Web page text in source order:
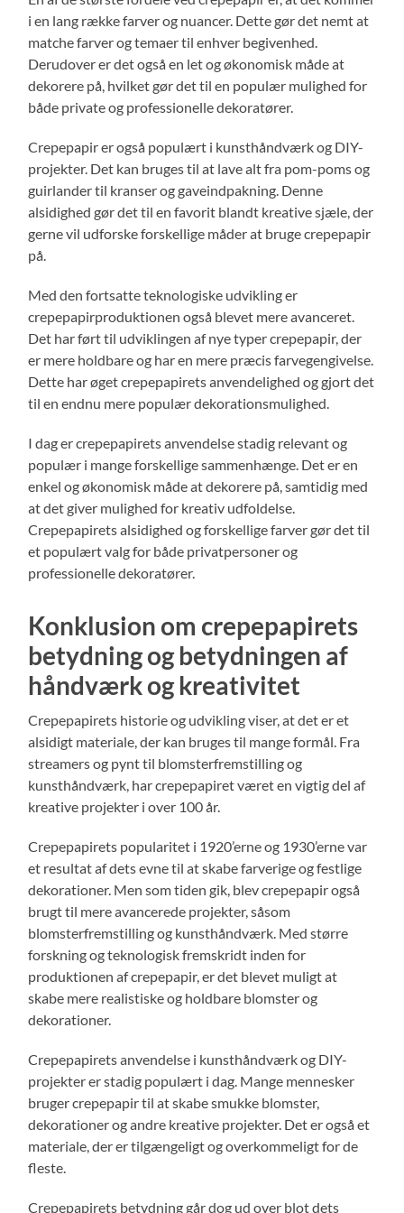
i en lang række farver og nuancer. Dette gør det nemt at
matche farver og temaer til enhver begivenhed.
Derudover er det også en let og økonomisk måde at
dekorere på, hvilket gør det til en populær mulighed for
både private og professionelle dekoratører.
Crepepapir er også populært i kunsthåndværk og DIY-
projekter. Det kan bruges til at lave alt fra pom-poms og
guirlander til kranser og gaveindpakning. Denne
alsidighed gør det til en favorit blandt kreative sjæle, der
gerne vil udforske forskellige måder at bruge crepepapir
på.
Med den fortsatte teknologiske udvikling er
crepepapirproduktionen også blevet mere avanceret.
Det har ført til udviklingen af ​​nye typer crepepapir, der
er mere holdbare og har en mere præcis farvegengivelse.
Dette har øget crepepapirets anvendelighed og gjort det
til en endnu mere populær dekorationsmulighed.
I dag er crepepapirets anvendelse stadig relevant og
populær i mange forskellige sammenhænge. Det er en
enkel og økonomisk måde at dekorere på, samtidig med
at det giver mulighed for kreativ udfoldelse.
Crepepapirets alsidighed og forskellige farver gør det til
et populært valg for både privatpersoner og
professionelle dekoratører.
Konklusion om crepepapirets
betydning og betydningen af
håndværk og kreativitet
Crepepapirets historie og udvikling viser, at det er et
alsidigt materiale, der kan bruges til mange formål. Fra
streamers og pynt til blomsterfremstilling og
kunsthåndværk, har crepepapiret været en vigtig del af
kreative projekter i over 100 år.
Crepepapirets popularitet i 1920’erne og 1930’erne var
et resultat af dets evne til at skabe farverige og festlige
dekorationer. Men som tiden gik, blev crepepapir også
brugt til mere avancerede projekter, såsom
blomsterfremstilling og kunsthåndværk. Med større
forskning og teknologisk fremskridt inden for
produktionen af crepepapir, er det blevet muligt at
skabe mere realistiske og holdbare blomster og
dekorationer.
Crepepapirets anvendelse i kunsthåndværk og DIY-
projekter er stadig populært i dag. Mange mennesker
bruger crepepapir til at skabe smukke blomster,
dekorationer og andre kreative projekter. Det er også et
materiale, der er tilgængeligt og overkommeligt for de
fleste.
Crepepapirets betydning går dog ud over blot dets